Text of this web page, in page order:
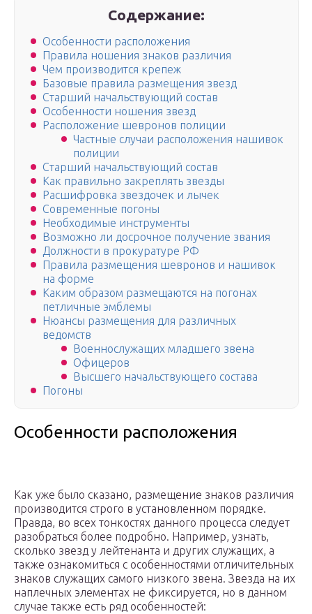
Содержание:
Особенности расположения
Правила ношения знаков различия
Чем производится крепеж
Базовые правила размещения звезд
Старший начальствующий состав
Особенности ношения звезд
Расположение шевронов полиции
Частные случаи расположения нашивок
полиции
Старший начальствующий состав
Как правильно закреплять звезды
Расшифровка звездочек и лычек
Современные погоны
Необходимые инструменты
Возможно ли досрочное получение звания
Должности в прокуратуре РФ
Правила размещения шевронов и нашивок
на форме
Каким образом размещаются на погонах
петличные эмблемы
Нюансы размещения для различных
ведомств
Военнослужащих младшего звена
Офицеров
Высшего начальствующего состава
Погоны
Особенности расположения
Как уже было сказано, размещение знаков различия
производится строго в установленном порядке.
Правда, во всех тонкостях данного процесса следует
разобраться более подробно. Например, узнать,
сколько звезд у лейтенанта и других служащих, а
также ознакомиться с особенностями отличительных
знаков служащих самого низкого звена. Звезда на их
наплечных элементах не фиксируется, но в данном
случае также есть ряд особенностей: